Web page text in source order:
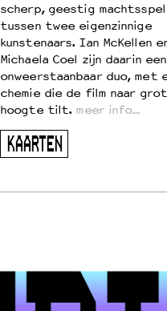
scherp, geestig machtsspel
tussen twee eigenzinnige
kunstenaars. Ian McKellen
Michaela Coel zijn daarin een
onweerstaanbaar duo, met
chemie die de film naar
hoogte tilt. meer info…
KAARTEN